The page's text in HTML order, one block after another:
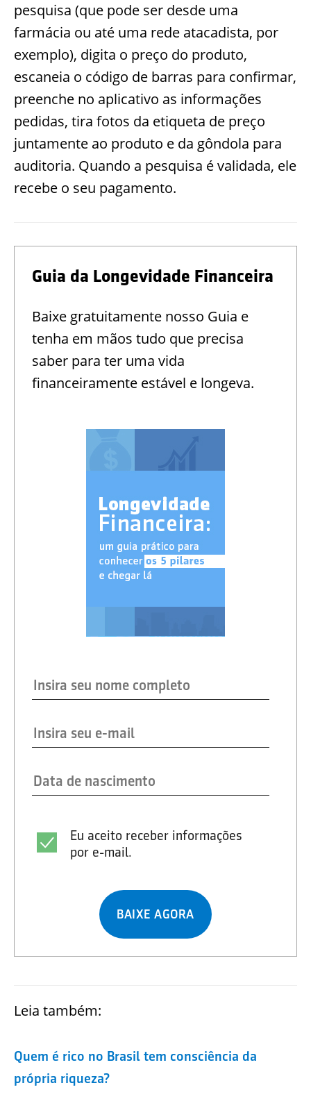
pesquisa (que pode ser desde uma
farmácia ou até uma rede atacadista, por
exemplo), digita o preço do produto,
escaneia o código de barras para confirmar,
preenche no aplicativo as informações
pedidas, tira fotos da etiqueta de preço
juntamente ao produto e da gôndola para
auditoria. Quando a pesquisa é validada, ele
recebe o seu pagamento.
Guia da Longevidade Financeira
Baixe gratuitamente nosso Guia e
tenha em mãos tudo que precisa
saber para ter uma vida
financeiramente estável e longeva.
Eu aceito receber informações
por e-mail.
BAIXE AGORA
Leia também:
Quem é rico no Brasil tem consciência da
própria riqueza?